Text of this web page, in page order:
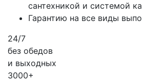
сантехникой и системой
Гарантию на все виды
24/7
без обедов
и выходных
3000+